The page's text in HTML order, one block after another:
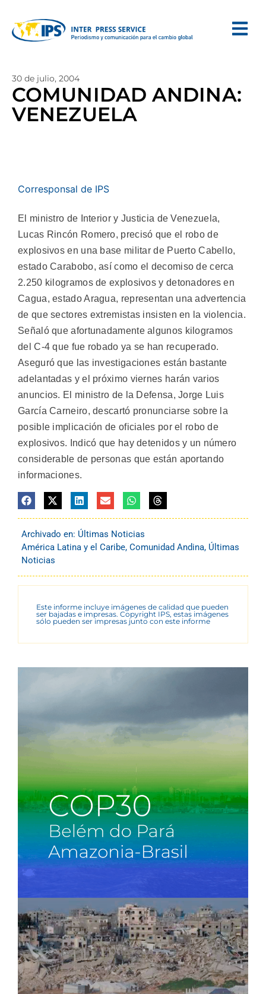
30 de julio, 2004
COMUNIDAD ANDINA:
VENEZUELA
Corresponsal de IPS
El ministro de Interior y Justicia de Venezuela,
Lucas Rincón Romero, precisó que el robo de
explosivos en una base militar de Puerto Cabello,
estado Carabobo, así como el decomiso de cerca
2.250 kilogramos de explosivos y detonadores en
Cagua, estado Aragua, representan una advertencia
de que sectores extremistas insisten en la violencia.
Señaló que afortunadamente algunos kilogramos
del C-4 que fue robado ya se han recuperado.
Aseguró que las investigaciones están bastante
adelantadas y el próximo viernes harán varios
anuncios. El ministro de la Defensa, Jorge Luis
García Carneiro, descartó pronunciarse sobre la
posible implicación de oficiales por el robo de
explosivos. Indicó que hay detenidos y un número
considerable de personas que están aportando
informaciones.
Archivado en: Últimas Noticias
América Latina y el Caribe, Comunidad Andina, Últimas
Noticias
Este informe incluye imágenes de calidad que pueden
ser bajadas e impresas. Copyright IPS, estas imágenes
sólo pueden ser impresas junto con este informe